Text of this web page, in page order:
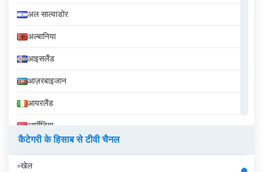
अल साल्वाडोर
अल्बानिया
आइसलैंड
आज़रबाइजान
आयरलैंड
आर्मीनिया
इज़राइल
कैटेगरी के हिसाब से टीवी चैनल
खेल